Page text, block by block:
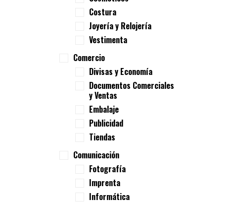
Costura
Joyería y Relojería
Vestimenta
Comercio
Divisas y Economía
Documentos Comerciales
y Ventas
Embalaje
Publicidad
Tiendas
Comunicación
Fotografía
Imprenta
Informática